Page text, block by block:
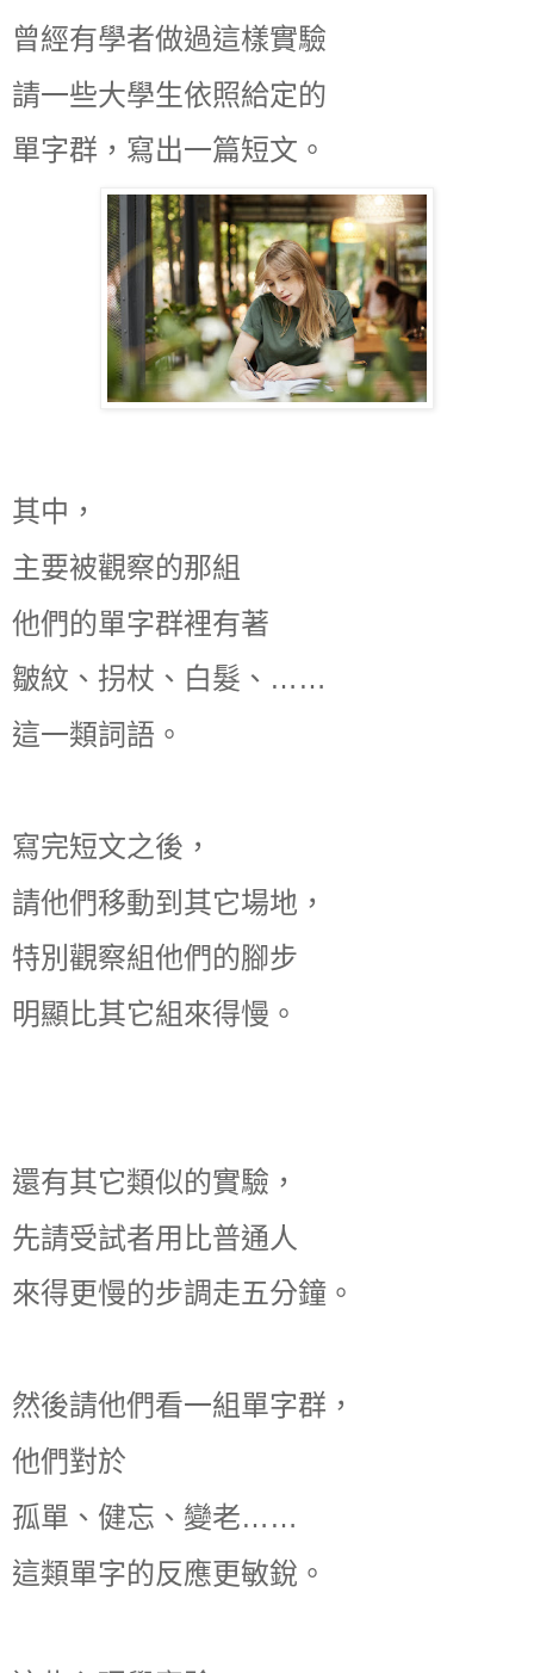
曾經有學者做過這樣實驗
請一些大學生依照給定的
單字群，寫出一篇短文。
其中，
主要被觀察的那組
他們的單字群裡有著
皺紋、拐杖、白髮、……
這一類詞語。
寫完短文之後，
請他們移動到其它場地，
特別觀察組他們的腳步
明顯比其它組來得慢。
還有其它類似的實驗，
先請受試者用比普通人
來得更慢的步調走五分鐘。
然後請他們看一組單字群，
他們對於
孤單、健忘、變老……
這類單字的反應更敏銳。